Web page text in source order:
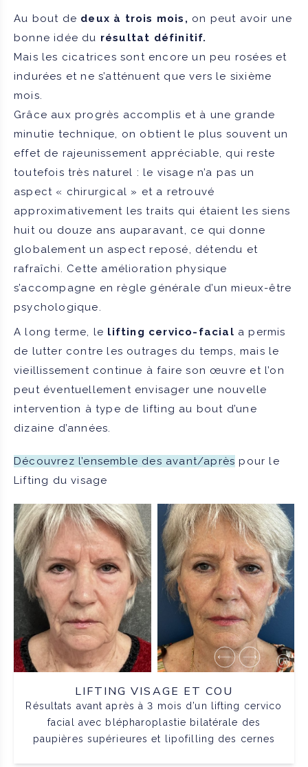
Au bout de deux à trois mois, on peut avoir une
bonne idée du résultat définitif.
Mais les cicatrices sont encore un peu rosées et
indurées et ne s’atténuent que vers le sixième
mois.
Grâce aux progrès accomplis et à une grande
minutie technique, on obtient le plus souvent un
effet de rajeunissement appréciable, qui reste
toutefois très naturel : le visage n’a pas un
aspect « chirurgical » et a retrouvé
approximativement les traits qui étaient les siens
huit ou douze ans auparavant, ce qui donne
globalement un aspect reposé, détendu et
rafraîchi. Cette amélioration physique
s’accompagne en règle générale d’un mieux-être
psychologique.
A long terme, le lifting cervico-facial a permis
de lutter contre les outrages du temps, mais le
vieillissement continue à faire son œuvre et l’on
peut éventuellement envisager une nouvelle
intervention à type de lifting au bout d’une
dizaine d’années.
Découvrez l’ensemble des avant/après pour le
Lifting du visage
LIFTING VISAGE ET COU
Résultats avant après à 3 mois d’un lifting cervico
facial avec blépharoplastie bilatérale des
paupières supérieures et lipofilling des cernes